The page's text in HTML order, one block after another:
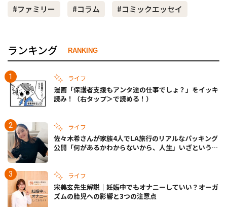
#ファミリー
#コラム #コミックエッセイ
ランキング RANKING
ライフ
漫画「保護者支援もアンタ達の仕事でしょ？」をイッキ
読み！（右タップ＞で読める！）
ライフ
佐々木希さんが家族4人でLA旅行のリアルなパッキング
公開「何があるかわからないから、人生」いざというと
ライフ
宋美玄先生解説｜妊娠中でもオナニーしていい？オーガ
ズムの胎児への影響と3つの注意点